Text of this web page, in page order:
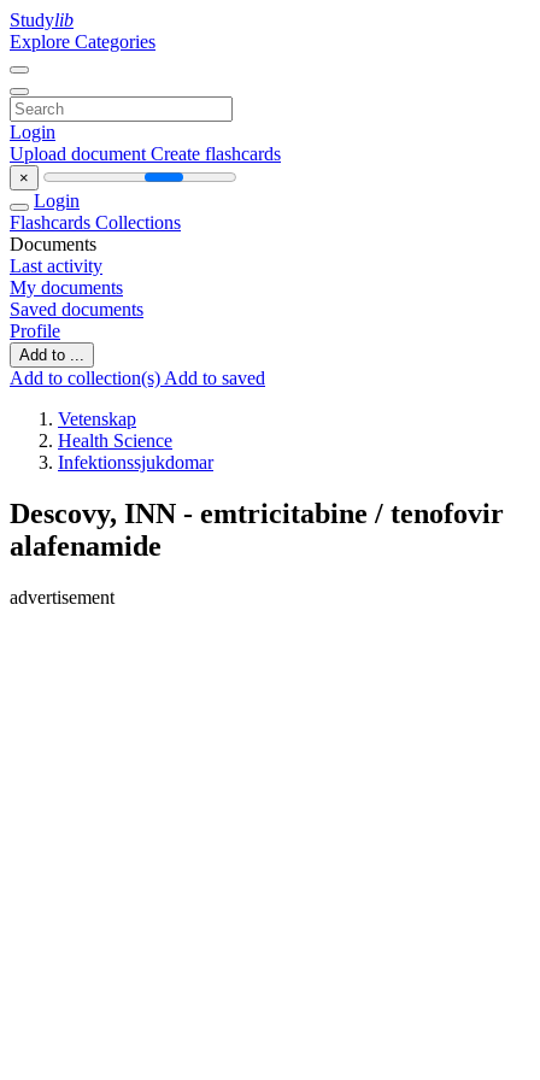
Studylib
Explore Categories
Login
Upload document Create flashcards
×
Login
Flashcards Collections
Documents
Last activity
My documents
Saved documents
Profile
Add to ...
Add to collection(s) Add to saved
Vetenskap
Health Science
Infektionssjukdomar
Descovy, INN - emtricitabine / tenofovir
alafenamide
advertisement